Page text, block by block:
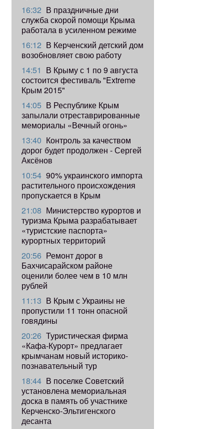
16:32 В праздничные дни
служба скорой помощи Крыма
работала в усиленном режиме
16:12 В Керченский детский дом
возобновляет свою работу
14:51 В Крыму с 1 по 9 августа
состоится фестиваль "Extreme
Крым 2015"
14:05 В Республике Крым
запылали отреставрированные
мемориалы «Вечный огонь»
13:40 Контроль за качеством
дорог будет продолжен - Сергей
Аксёнов
10:54 90% украинского импорта
растительного происхождения
пропускается в Крым
21:08 Министерство курортов и
туризма Крыма разрабатывает
«туристские паспорта»
курортных территорий
20:56 Ремонт дорог в
Бахчисарайском районе
оценили более чем в 10 млн
рублей
11:13 В Крым с Украины не
пропустили 11 тонн опасной
говядины
20:26 Туристическая фирма
«Кафа-Курорт» предлагает
крымчанам новый историко-
познавательный тур
18:44 В поселке Советский
установлена мемориальная
доска в память об участнике
Керченско-Эльтигенского
десанта